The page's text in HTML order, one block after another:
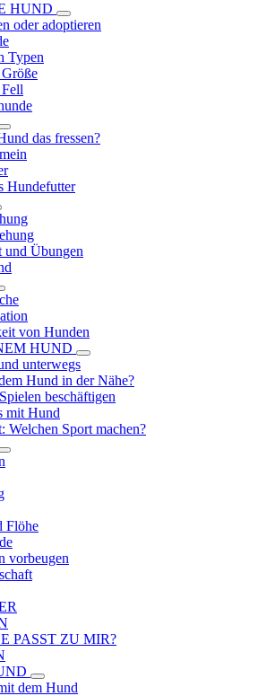
HUND
oder adoptieren
Typen
das fressen?
Hundefutter
und Übungen
von Hunden
HUND
unterwegs
Hund in der Nähe?
beschäftigen
mit Hund
Welchen Sport machen?
Flöhe
vorbeugen
PASST ZU MIR?
dem Hund